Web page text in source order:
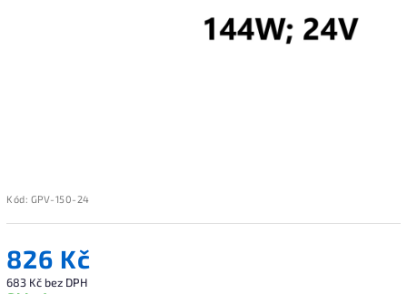
Kód: GPV-150-24
826 Kč
683 Kč bez DPH